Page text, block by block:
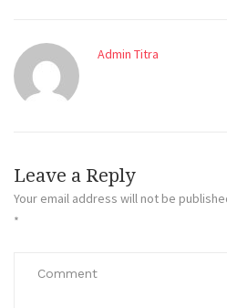
Admin Titra
Leave a Reply
Your email address will not be
*